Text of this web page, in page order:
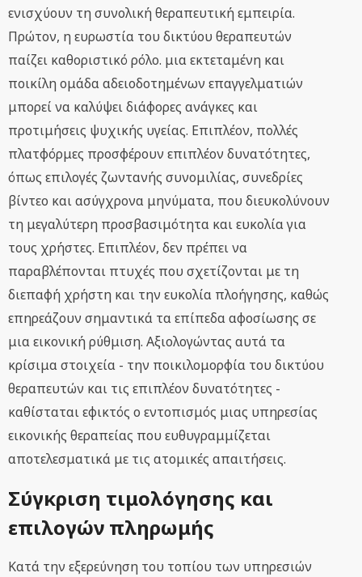
ενισχύουν τη συνολική θεραπευτική εμπειρία.
Πρώτον, η ευρωστία του δικτύου θεραπευτών
παίζει καθοριστικό ρόλο. μια εκτεταμένη και
ποικίλη ομάδα αδειοδοτημένων επαγγελματιών
μπορεί να καλύψει διάφορες ανάγκες και
προτιμήσεις ψυχικής υγείας. Επιπλέον, πολλές
πλατφόρμες προσφέρουν επιπλέον δυνατότητες,
όπως επιλογές ζωντανής συνομιλίας, συνεδρίες
βίντεο και ασύγχρονα μηνύματα, που διευκολύνουν
τη μεγαλύτερη προσβασιμότητα και ευκολία για
τους χρήστες. Επιπλέον, δεν πρέπει να
παραβλέπονται πτυχές που σχετίζονται με τη
διεπαφή χρήστη και την ευκολία πλοήγησης, καθώς
επηρεάζουν σημαντικά τα επίπεδα αφοσίωσης σε
μια εικονική ρύθμιση. Αξιολογώντας αυτά τα
κρίσιμα στοιχεία - την ποικιλομορφία του δικτύου
θεραπευτών και τις επιπλέον δυνατότητες -
καθίσταται εφικτός ο εντοπισμός μιας υπηρεσίας
εικονικής θεραπείας που ευθυγραμμίζεται
αποτελεσματικά με τις ατομικές απαιτήσεις.
Σύγκριση τιμολόγησης και
επιλογών πληρωμής
Κατά την εξερεύνηση του τοπίου των υπηρεσιών